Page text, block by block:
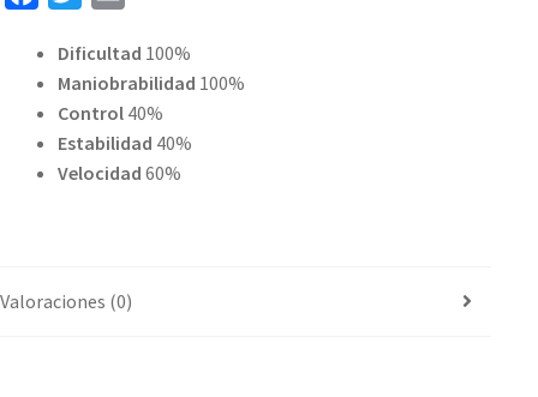
c
e
i
t
t
a
i
Dificultad 100%
Maniobrabilidad 100%
Control 40%
Estabilidad 40%
Velocidad 60%
Valoraciones (0)